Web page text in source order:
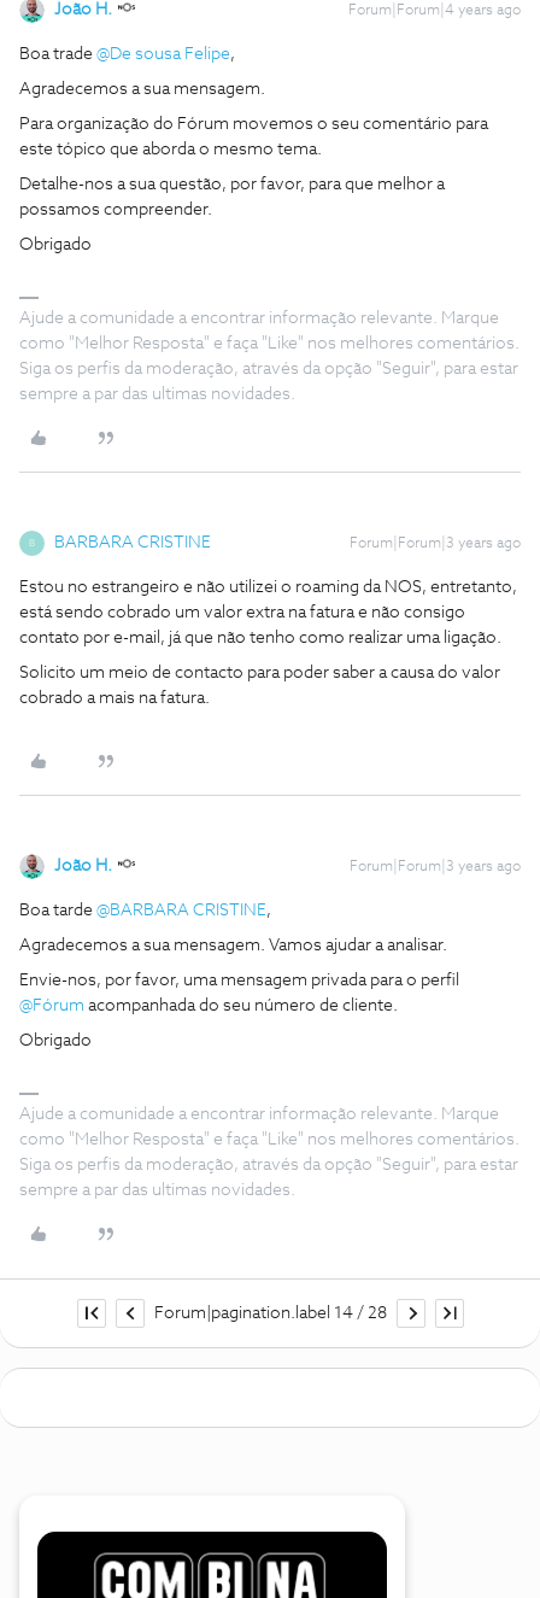
João H. Forum|Forum|4 years ago
Boa trade @De sousa Felipe,
Agradecemos a sua mensagem.
Para organização do Fórum movemos o seu comentário para
este tópico que aborda o mesmo tema.
Detalhe-nos a sua questão, por favor, para que melhor a
possamos compreender.
Obrigado
Ajude a comunidade a encontrar informação relevante. Marque
como "Melhor Resposta" e faça "Like" nos melhores comentários.
Siga os perfis da moderação, através da opção "Seguir", para estar
sempre a par das ultimas novidades.
B BARBARA CRISTINE Forum|Forum|3 years ago
Estou no estrangeiro e não utilizei o roaming da NOS, entretanto,
está sendo cobrado um valor extra na fatura e não consigo
contato por e-mail, já que não tenho como realizar uma ligação.
Solicito um meio de contacto para poder saber a causa do valor
cobrado a mais na fatura.
João H. Forum|Forum|3 years ago
Boa tarde @BARBARA CRISTINE,
Agradecemos a sua mensagem. Vamos ajudar a analisar.
Envie-nos, por favor, uma mensagem privada para o perfil
@Fórum acompanhada do seu número de cliente.
Obrigado
Ajude a comunidade a encontrar informação relevante. Marque
como "Melhor Resposta" e faça "Like" nos melhores comentários.
Siga os perfis da moderação, através da opção "Seguir", para estar
sempre a par das ultimas novidades.
Forum|pagination.label 14 / 28